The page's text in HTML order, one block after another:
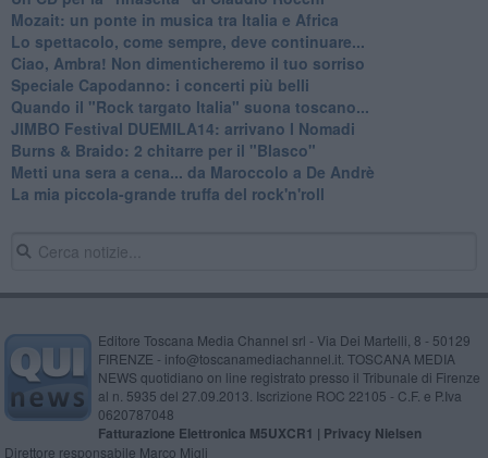
Mozait: un ponte in musica tra Italia e Africa
Lo spettacolo, come sempre, deve continuare...
Ciao, Ambra! Non dimenticheremo il tuo sorriso
Speciale Capodanno: i concerti più belli
Quando il "Rock targato Italia" suona toscano...
JIMBO Festival DUEMILA14: arrivano I Nomadi
Burns & Braido: 2 chitarre per il "Blasco"
Metti una sera a cena... da Maroccolo a De Andrè
La mia piccola-grande truffa del rock'n'roll
Editore Toscana Media Channel srl - Via Dei Martelli, 8 - 50129
FIRENZE - info@toscanamediachannel.it. TOSCANA MEDIA
NEWS quotidiano on line registrato presso il Tribunale di Firenze
al n. 5935 del 27.09.2013. Iscrizione ROC 22105 - C.F. e P.Iva
0620787048
Fatturazione Elettronica M5UXCR1 | Privacy Nielsen
Direttore responsabile Marco Migli